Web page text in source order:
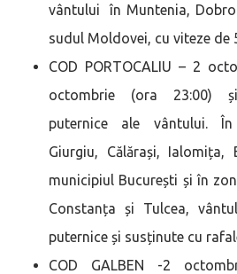
vântului în Muntenia,
sudul Moldovei, cu viteze
COD PORTOCALIU – 2
octombrie (ora 23:00)
puternice ale vântului. În
Giurgiu, Călărași, Ialomița,
municipiul București și în
Constanța și Tulcea,
puternice și susținute cu
COD GALBEN -2